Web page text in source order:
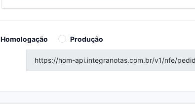
Homologação Produção